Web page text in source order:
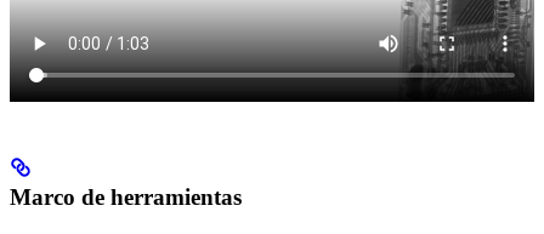
Marco de herramientas